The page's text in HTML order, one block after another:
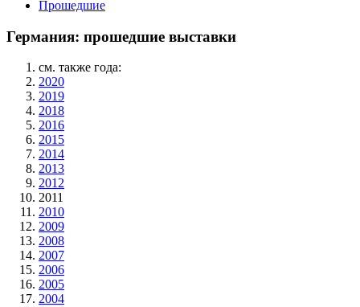
Прошедшие
Германия: прошедшие выставки
см. также года:
2020
2019
2018
2016
2015
2014
2013
2012
2011
2010
2009
2008
2007
2006
2005
2004